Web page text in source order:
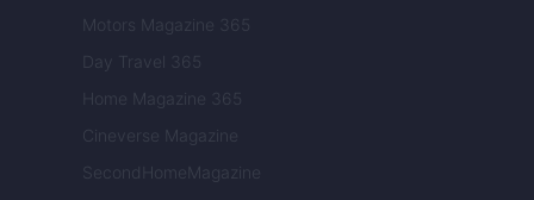
Motors Magazine 365
Day Travel 365
Home Magazine 365
Cineverse Magazine
SecondHomeMagazine